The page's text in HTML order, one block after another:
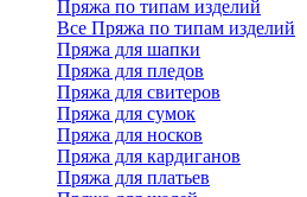
Пряжа по типам изделий
Все Пряжа по типам изделий
Пряжа для шапки
Пряжа для пледов
Пряжа для свитеров
Пряжа для сумок
Пряжа для носков
Пряжа для кардиганов
Пряжа для платьев